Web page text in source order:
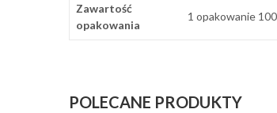
Zawartość
opakowania
1 opakowanie
POLECANE PRODUKTY